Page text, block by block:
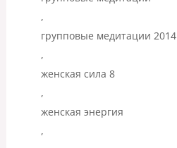
,
групповые медитации 2014
,
женская сила 8
,
женская энергия
,